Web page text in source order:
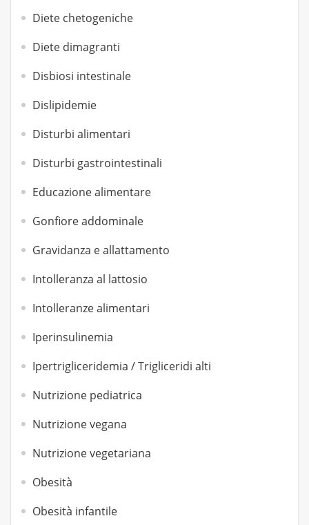
Diete chetogeniche
Diete dimagranti
Disbiosi intestinale
Dislipidemie
Disturbi alimentari
Disturbi gastrointestinali
Educazione alimentare
Gonfiore addominale
Gravidanza e allattamento
Intolleranza al lattosio
Intolleranze alimentari
Iperinsulinemia
Ipertrigliceridemia / Trigliceridi alti
Nutrizione pediatrica
Nutrizione vegana
Nutrizione vegetariana
Obesità
Obesità infantile